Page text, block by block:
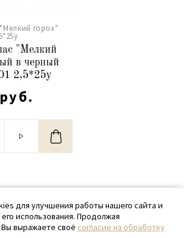
горох"
"Мелкий
в черный
2,5*25y
© 2020 - 2026 SamPack
+ 7 (918) 699-97-87
для улучшения работы нашего сайта и
использования. Продолжая
выражаете своё согласие на обработку